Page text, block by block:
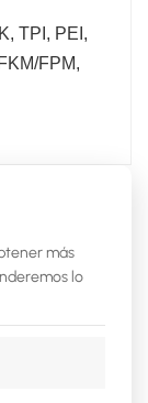
TPI, PEI,
FPM,
más
lo